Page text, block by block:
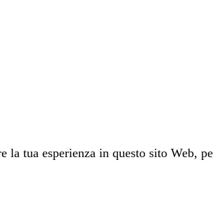
tua esperienza in questo sito Web,